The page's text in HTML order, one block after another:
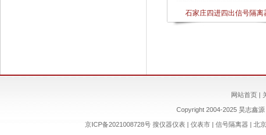
石家庄四进四出信号隔离
网站首页|
Copyright 2004-2025 昊志鑫
京ICP备2021008728号 搜仪器仪表 | 仪表市| 信号隔离器 | 北